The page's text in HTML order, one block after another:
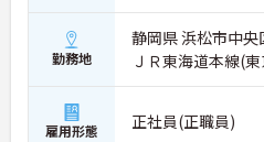
勤務地
静岡県 浜松市中央
ＪＲ東海道本線(
雇用形態 正社員(正職員)